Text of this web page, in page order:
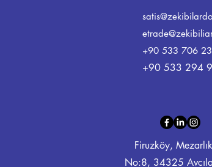
+90 533 706
+90 533 294
Firuzköy,
No:8, 34325